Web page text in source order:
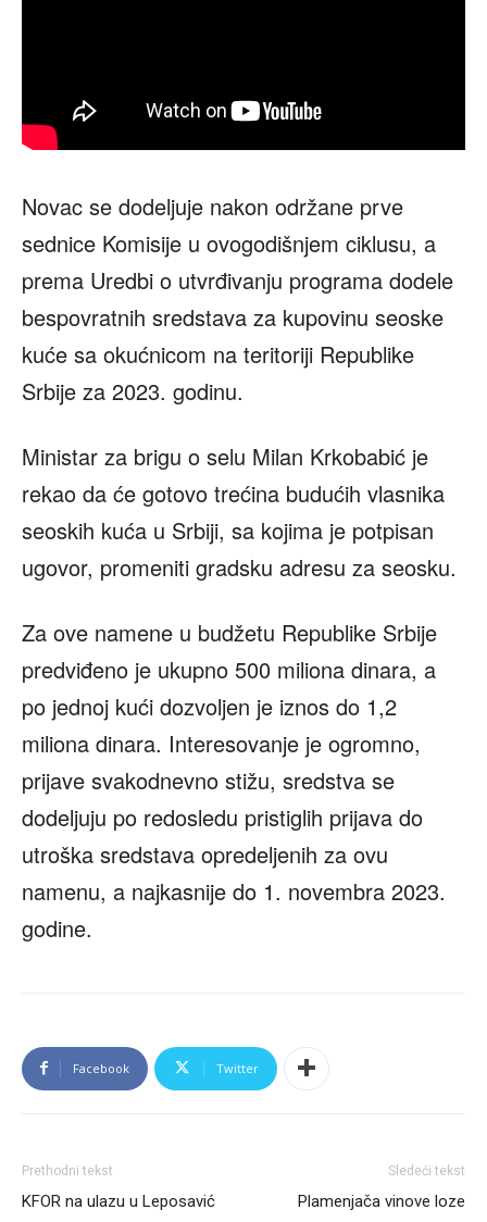
Novac se dodeljuje nakon održane prve
sednice Komisije u ovogodišnjem ciklusu, a
prema Uredbi o utvrđivanju programa dodele
bespovratnih sredstava za kupovinu seoske
kuće sa okućnicom na teritoriji Republike
Srbije za 2023. godinu.
Ministar za brigu o selu Milan Krkobabić je
rekao da će gotovo trećina budućih vlasnika
seoskih kuća u Srbiji, sa kojima je potpisan
ugovor, promeniti gradsku adresu za seosku.
Za ove namene u budžetu Republike Srbije
predviđeno je ukupno 500 miliona dinara, a
po jednoj kući dozvoljen je iznos do 1,2
miliona dinara. Interesovanje je ogromno,
prijave svakodnevno stižu, sredstva se
dodeljuju po redosledu pristiglih prijava do
utroška sredstava opredeljenih za ovu
namenu, a najkasnije do 1. novembra 2023.
godine.
Facebook Twitter
Prethodni tekst
KFOR na ulazu u Leposavić
Sledeći tekst
Plamenjača vinove loze